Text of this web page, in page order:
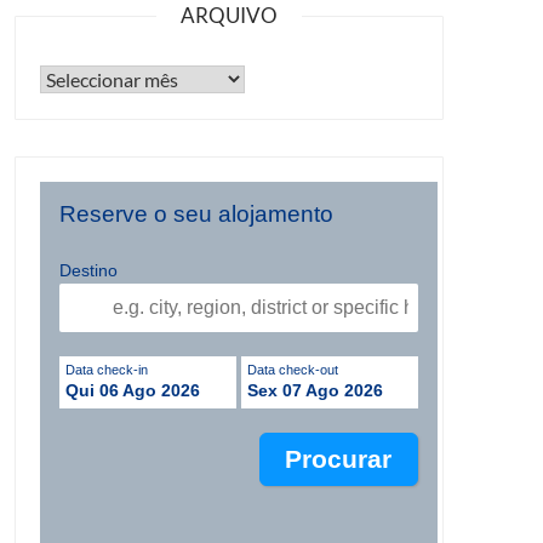
ARQUIVO
Reserve o seu alojamento
Destino
Data check-in
Qui 06 Ago 2026
Data check-out
Sex 07 Ago 2026